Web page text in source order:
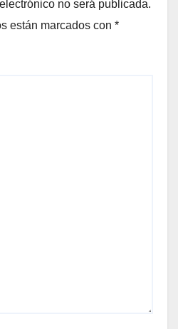
no será publicada.
están marcados con *